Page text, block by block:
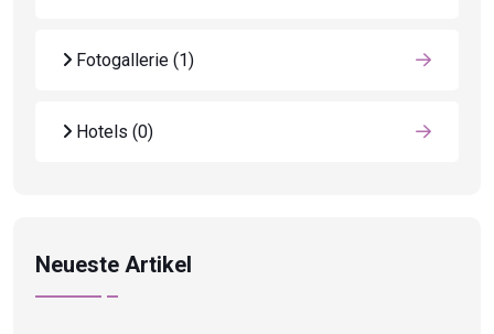
Fotogallerie (1)
Hotels (0)
Neueste Artikel